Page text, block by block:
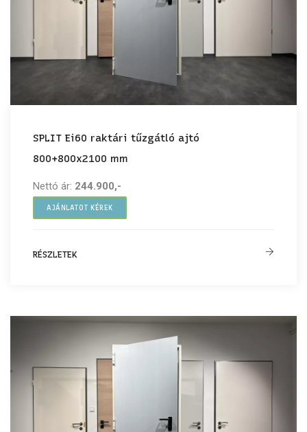
SPLIT Ei60 raktári tűzgátló ajtó
800+800x2100 mm
Nettó ár: 244.900,-
AJÁNLATOT KÉREK
RÉSZLETEK